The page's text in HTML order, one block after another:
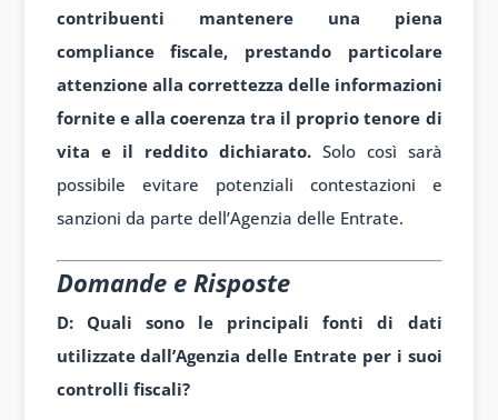
contribuenti mantenere una piena
compliance fiscale, prestando particolare
attenzione alla correttezza delle informazioni
fornite e alla coerenza tra il proprio tenore di
vita e il reddito dichiarato.Solo così sarà
possibile evitare potenziali contestazioni e
sanzioni da parte dell’Agenzia delle Entrate.
Domande e Risposte
D: Quali sono le principali fonti di dati
utilizzate dall’Agenzia delle Entrate per i suoi
controlli fiscali?